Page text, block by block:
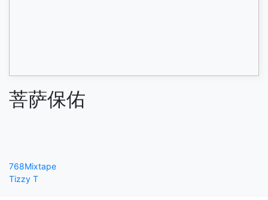
菩萨保佑
768Mixtape
Tizzy T